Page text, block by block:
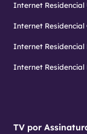
Internet Residencial
Internet Residencial
Internet Residencial
Internet Residencial
TV por